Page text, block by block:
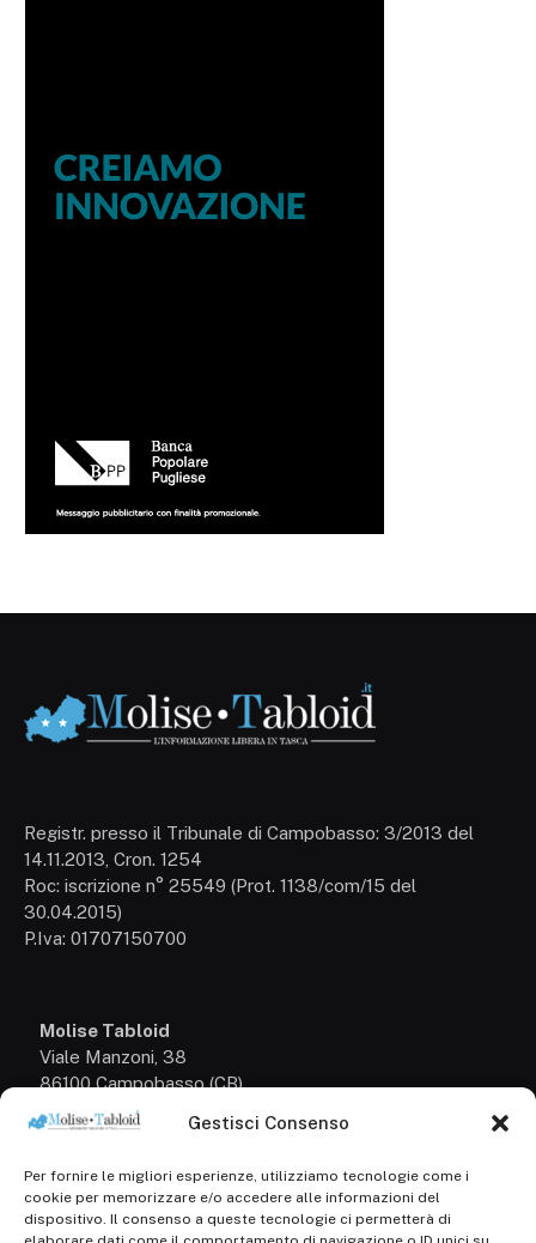
Gestisci Consenso
Per fornire le migliori esperienze, utilizziamo tecnologie come i
cookie per memorizzare e/o accedere alle informazioni del
dispositivo. Il consenso a queste tecnologie ci permetterà di
Registr. presso il Tribunale di Campobasso: 3/2013 del
14.11.2013, Cron. 1254
Roc: iscrizione n° 25549 (Prot. 1138/com/15 del
30.04.2015)
P.Iva: 01707150700
Molise Tabloid
Viale Manzoni, 38
86100 Campobasso (CB)
+39 3333169466
Scrivici a:
info@molisetabloid.it